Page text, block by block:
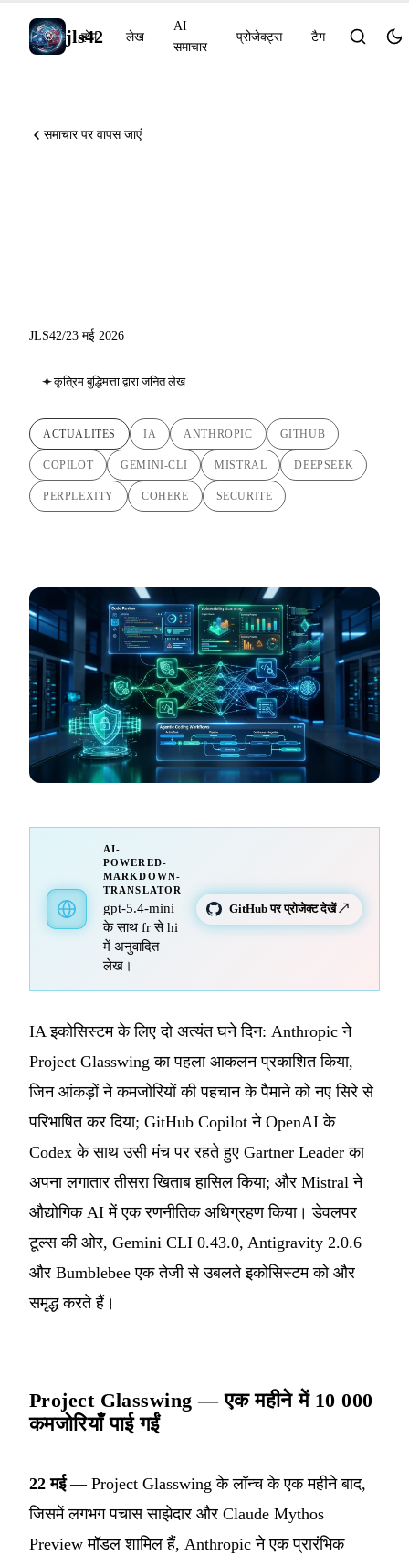
jls42
होम लेख
AI
समाचार
प्रोजेक्ट्स टैग
समाचार पर वापस जाएं
JLS42/23 मई 2026
कृत्रिम बुद्धिमत्ता द्वारा जनित लेख
ACTUALITES IA ANTHROPIC GITHUB
COPILOT GEMINI-CLI MISTRAL DEEPSEEK
PERPLEXITY COHERE SECURITE
AI-
POWERED-
MARKDOWN-
TRANSLATOR
gpt-5.4-mini
के साथ fr से hi
में अनुवादित
लेख।
GitHub पर प्रोजेक्ट देखें ↗
IA इकोसिस्टम के लिए दो अत्यंत घने दिन: Anthropic ने
Project Glasswing का पहला आकलन प्रकाशित किया,
जिन आंकड़ों ने कमजोरियों की पहचान के पैमाने को नए सिरे से
परिभाषित कर दिया; GitHub Copilot ने OpenAI के
Codex के साथ उसी मंच पर रहते हुए Gartner Leader का
अपना लगातार तीसरा खिताब हासिल किया; और Mistral ने
औद्योगिक AI में एक रणनीतिक अधिग्रहण किया। डेवलपर
टूल्स की ओर, Gemini CLI 0.43.0, Antigravity 2.0.6
और Bumblebee एक तेजी से उबलते इकोसिस्टम को और
समृद्ध करते हैं।
Project Glasswing — एक महीने में 10 000
कमजोरियाँ पाई गईं
22 मई— Project Glasswing के लॉन्च के एक महीने बाद,
जिसमें लगभग पचास साझेदार और Claude Mythos
Preview मॉडल शामिल हैं, Anthropic ने एक प्रारंभिक